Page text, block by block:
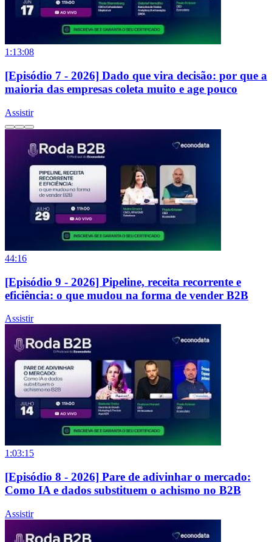
1:13:08
[Episódio 7 - 2026] Dado que vira decisão: por que a
maioria das empresas coleta muito e age pouco
Assistir
44:16
[Episódio 9 - 2026] Pipeline, receita recorrente e
eficiência: o que mudou na forma de vender B2B
Assistir
1:03:15
[Episódio 8 - 2026] Pare de adivinhar o mercado:
Como IA e dados substituem o achismo no B2B
Assistir